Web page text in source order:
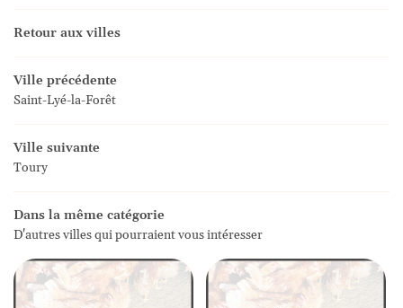
Retour aux villes
Ville précédente
Saint-Lyé-la-Forêt
Ville suivante
Toury
Dans la même catégorie
D'autres villes qui pourraient vous intéresser